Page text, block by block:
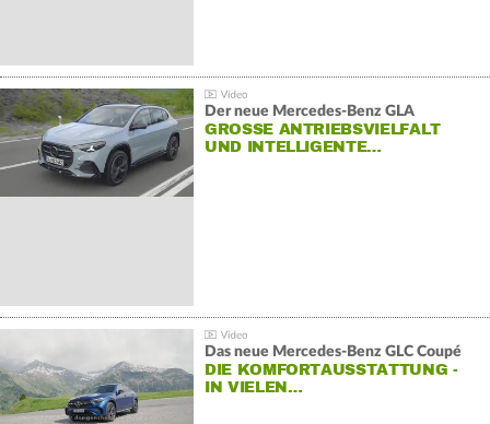
Der neue Mercedes-Benz GLA
GROSSE ANTRIEBSVIELFALT U
ND INTELLIGENTE…
Das neue Mercedes-Benz GLC Coupé
DIE KOMFORTAUSSTATTUNG -
IN VIELEN…